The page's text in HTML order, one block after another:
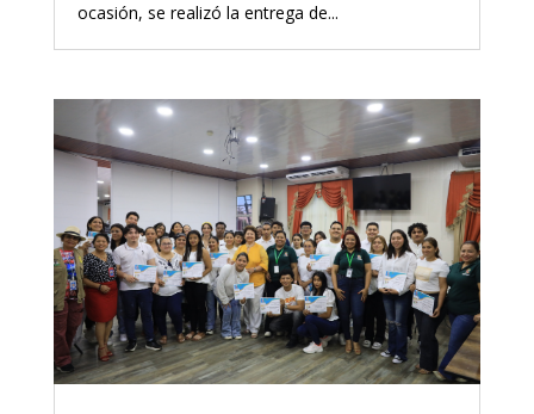
ocasión, se realizó la entrega de...